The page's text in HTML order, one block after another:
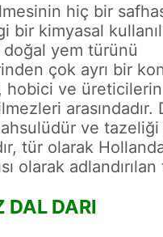
hiç bir
bir kimyasal
yem türünü
çok ayrı bir
hobici ve üreticilerin
arasındadır.
ve tazeliği
tür olarak
olarak
DAL DARI